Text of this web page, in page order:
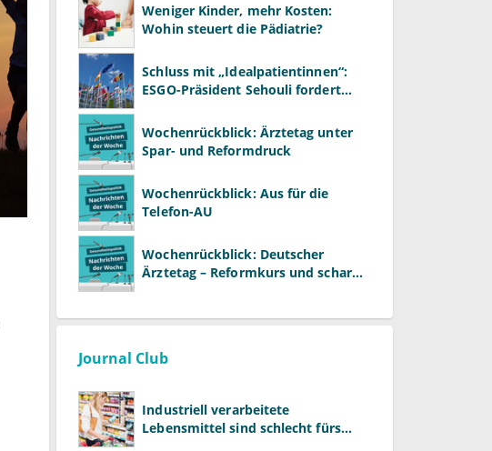
Weniger Kinder, mehr Kosten:
Wohin steuert die Pädiatrie?
Schluss mit „Idealpatientinnen“:
ESGO-Präsident Sehouli fordert
Wochenrückblick: Ärztetag unter
Spar- und Reformdruck
Wochenrückblick: Aus für die
Telefon-AU
Wochenrückblick: Deutscher
Ärztetag – Reformkurs und scharfe
Journal Club
Industriell verarbeitete
Lebensmittel sind schlecht fürs